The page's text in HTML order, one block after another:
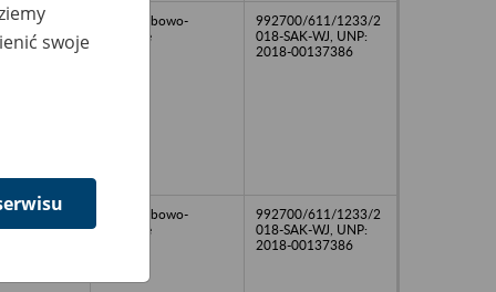
akta osobowo-
płacowe
992700/611/1233/2
018-SAK-WJ, UNP:
2018-00137386
akta osobowo-
płacowe
992700/611/1233/2
018-SAK-WJ, UNP:
2018-00137386
swoje